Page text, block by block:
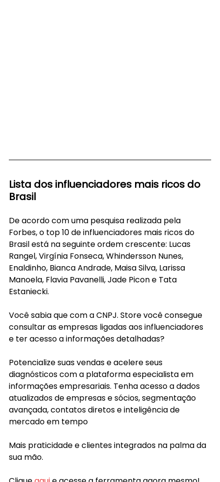
Lista dos influenciadores mais ricos do
Brasil
De acordo com uma pesquisa realizada pela
Forbes, o top 10 de influenciadores mais ricos do
Brasil está na seguinte ordem crescente: Lucas
Rangel, Virgínia Fonseca, Whindersson Nunes,
Enaldinho, Bianca Andrade, Maisa Silva, Larissa
Manoela, Flavia Pavanelli, Jade Picon e Tata
Estaniecki.
Você sabia que com a CNPJ. Store você consegue
consultar as empresas ligadas aos influenciadores
e ter acesso a informações detalhadas?
Potencialize suas vendas e acelere seus
diagnósticos com a plataforma especialista em
informações empresariais. Tenha acesso a dados
atualizados de empresas e sócios, segmentação
avançada, contatos diretos e inteligência de
mercado em tempo
Mais praticidade e clientes integrados na palma da
sua mão.